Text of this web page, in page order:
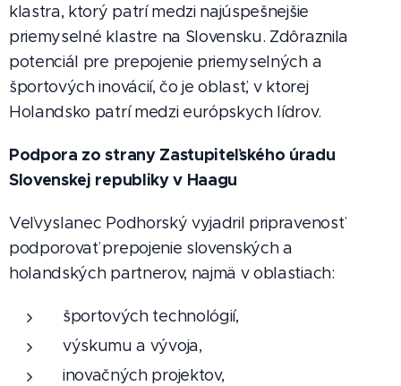
klastra, ktorý patrí medzi najúspešnejšie
priemyselné klastre na Slovensku. Zdôraznila
potenciál pre prepojenie priemyselných a
športových inovácií, čo je oblasť, v ktorej
Holandsko patrí medzi európskych lídrov.
Podpora zo strany Zastupiteľského úradu
Slovenskej republiky v Haagu
Veľvyslanec Podhorský vyjadril pripravenosť
podporovať prepojenie slovenských a
holandských partnerov, najmä v oblastiach:
športových technológií,
výskumu a vývoja,
inovačných projektov,